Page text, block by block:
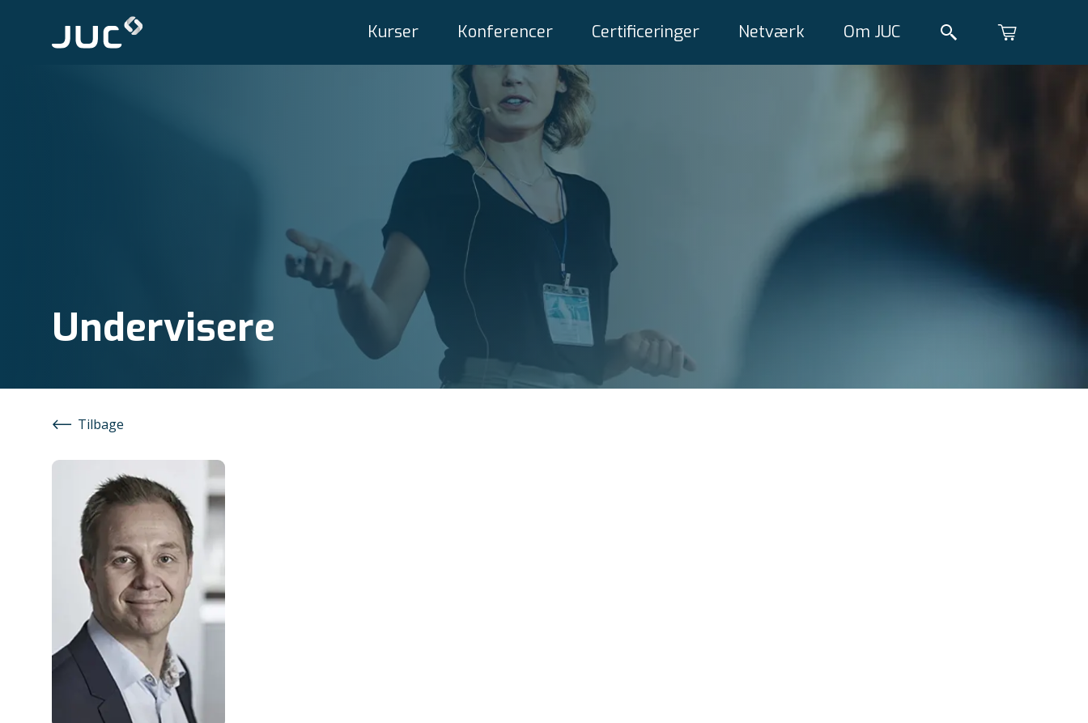
Kurser Konferencer Certificeringer Netværk Om JUC
Undervisere
Tilbage